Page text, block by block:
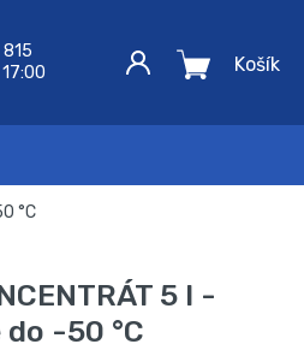
Košík
°C
5 l -
-50 °C